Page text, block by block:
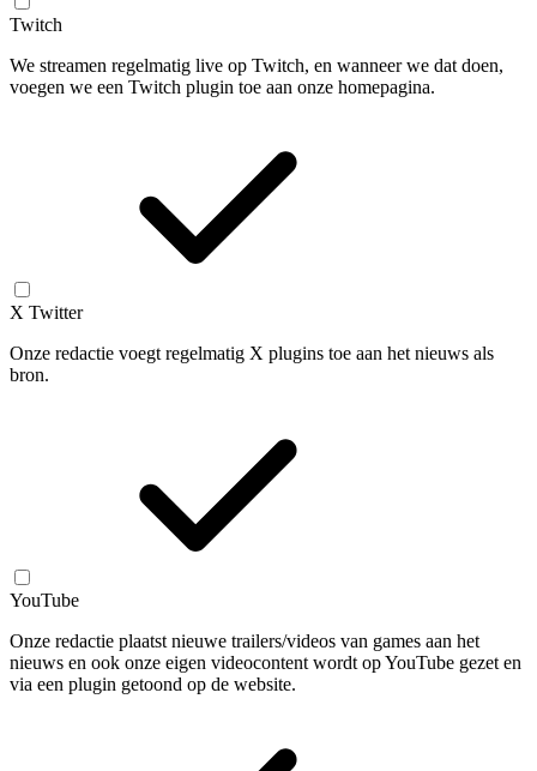
Twitch
We streamen regelmatig live op Twitch, en wanneer we dat doen,
voegen we een Twitch plugin toe aan onze homepagina.
X Twitter
Onze redactie voegt regelmatig X plugins toe aan het nieuws als
bron.
YouTube
Onze redactie plaatst nieuwe trailers/videos van games aan het
nieuws en ook onze eigen videocontent wordt op YouTube gezet en
via een plugin getoond op de website.